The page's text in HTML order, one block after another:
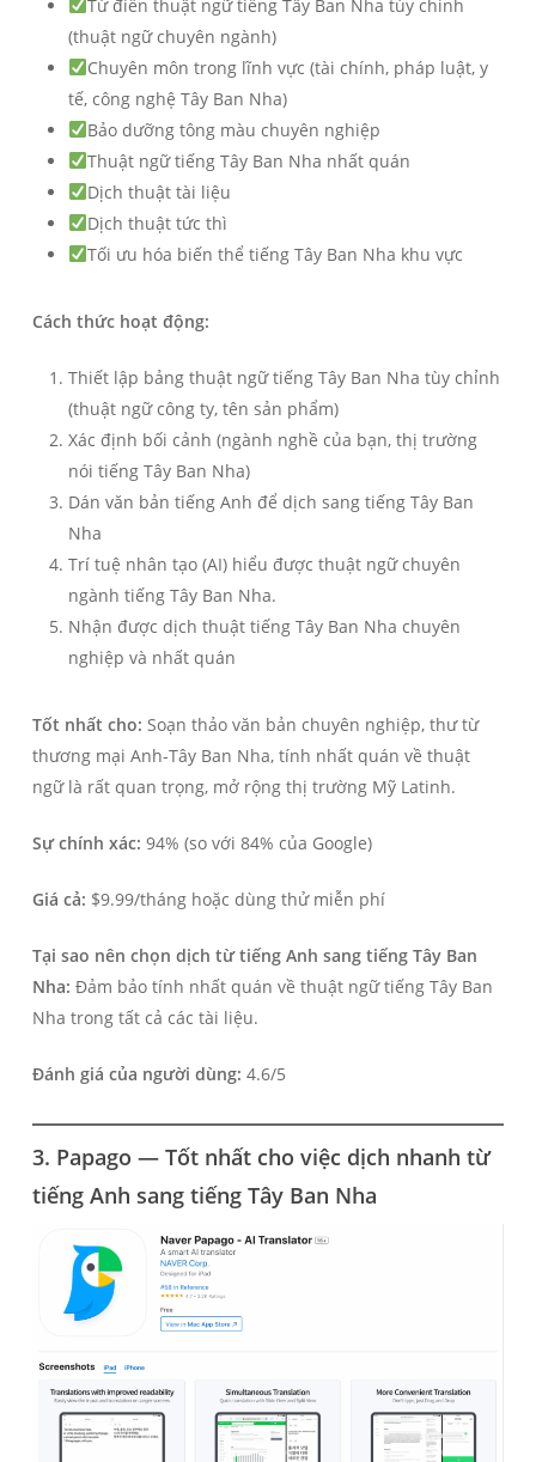
Từ điển thuật ngữ tiếng Tây Ban Nha tùy chỉnh
(thuật ngữ chuyên ngành)
Chuyên môn trong lĩnh vực (tài chính, pháp luật, y
tế, công nghệ Tây Ban Nha)
Bảo dưỡng tông màu chuyên nghiệp
Thuật ngữ tiếng Tây Ban Nha nhất quán
Dịch thuật tài liệu
Dịch thuật tức thì
Tối ưu hóa biến thể tiếng Tây Ban Nha khu vực
Cách thức hoạt động:
Thiết lập bảng thuật ngữ tiếng Tây Ban Nha tùy chỉnh
(thuật ngữ công ty, tên sản phẩm)
Xác định bối cảnh (ngành nghề của bạn, thị trường
nói tiếng Tây Ban Nha)
Dán văn bản tiếng Anh để dịch sang tiếng Tây Ban
Nha
Trí tuệ nhân tạo (AI) hiểu được thuật ngữ chuyên
ngành tiếng Tây Ban Nha.
Nhận được dịch thuật tiếng Tây Ban Nha chuyên
nghiệp và nhất quán
Tốt nhất cho: Soạn thảo văn bản chuyên nghiệp, thư từ
thương mại Anh-Tây Ban Nha, tính nhất quán về thuật
ngữ là rất quan trọng, mở rộng thị trường Mỹ Latinh.
Sự chính xác: 94% (so với 84% của Google)
Giá cả: $9.99/tháng hoặc dùng thử miễn phí
Tại sao nên chọn dịch từ tiếng Anh sang tiếng Tây Ban
Nha: Đảm bảo tính nhất quán về thuật ngữ tiếng Tây Ban
Nha trong tất cả các tài liệu.
Đánh giá của người dùng: 4.6/5
3. Papago — Tốt nhất cho việc dịch nhanh từ
tiếng Anh sang tiếng Tây Ban Nha